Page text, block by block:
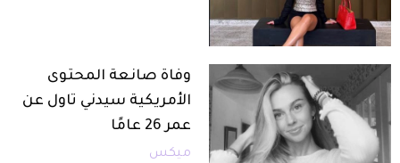
وفاة صانعة المحتوى
الأمريكية سيدني تاول عن
عمر 26 عامًا
ميكس